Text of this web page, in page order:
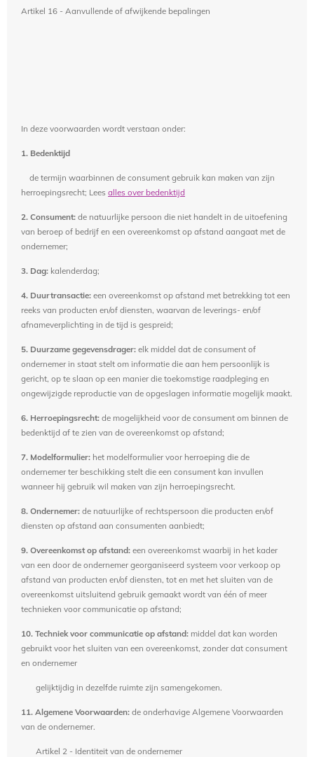
Artikel 16 - Aanvullende of afwijkende bepalingen
In deze voorwaarden wordt verstaan onder:
1. Bedenktijd
de termijn waarbinnen de consument gebruik kan maken van zijn
herroepingsrecht; Lees alles over bedenktijd
2. Consument: de natuurlijke persoon die niet handelt in de uitoefening
van beroep of bedrijf en een overeenkomst op afstand aangaat met de
ondernemer;
3. Dag: kalenderdag;
4. Duurtransactie: een overeenkomst op afstand met betrekking tot een
reeks van producten en/of diensten, waarvan de leverings- en/of
afnameverplichting in de tijd is gespreid;
5. Duurzame gegevensdrager: elk middel dat de consument of
ondernemer in staat stelt om informatie die aan hem persoonlijk is
gericht, op te slaan op een manier die toekomstige raadpleging en
ongewijzigde reproductie van de opgeslagen informatie mogelijk maakt.
6. Herroepingsrecht: de mogelijkheid voor de consument om binnen de
bedenktijd af te zien van de overeenkomst op afstand;
7. Modelformulier: het modelformulier voor herroeping die de
ondernemer ter beschikking stelt die een consument kan invullen
wanneer hij gebruik wil maken van zijn herroepingsrecht.
8. Ondernemer: de natuurlijke of rechtspersoon die producten en/of
diensten op afstand aan consumenten aanbiedt;
9. Overeenkomst op afstand: een overeenkomst waarbij in het kader
van een door de ondernemer georganiseerd systeem voor verkoop op
afstand van producten en/of diensten, tot en met het sluiten van de
overeenkomst uitsluitend gebruik gemaakt wordt van één of meer
technieken voor communicatie op afstand;
10. Techniek voor communicatie op afstand: middel dat kan worden
gebruikt voor het sluiten van een overeenkomst, zonder dat consument
en ondernemer
gelijktijdig in dezelfde ruimte zijn samengekomen.
11. Algemene Voorwaarden: de onderhavige Algemene Voorwaarden
van de ondernemer.
Artikel 2 - Identiteit van de ondernemer